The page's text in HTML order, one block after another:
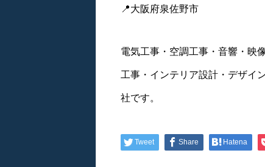
📍大阪府泉佐野市
電気工事・空調工事・音響・映
工事・インテリア設計・デザイ
社です。
Tweet Share Hatena